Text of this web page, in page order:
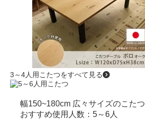
3～4人用こたつをすべて見る
幅150~180cm 広々サイズのこたつ
おすすめ使用人数：5～6人